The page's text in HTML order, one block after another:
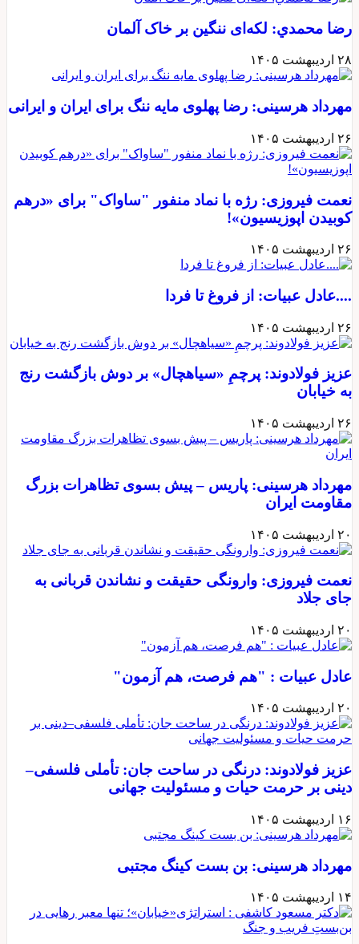
رضا محمدي: لکه‌ای ننگین بر خاک آلمان
۲۸ اردیبهشت ۱۴۰۵
مهرداد هرسینی: رضا پهلوی مایه ننگ برای ایران و ایرانی
۲۶ اردیبهشت ۱۴۰۵
نعمت فیروزی: رژه با نماد منفور "ساواک" برای «درهم
کوبیدن اپوزیسیون»!
۲۶ اردیبهشت ۱۴۰۵
....عادل عبیات: از فروغ تا فردا
۲۶ اردیبهشت ۱۴۰۵
عزیز فولادوند: پرچمِ «سیاهچال» بر دوش بازگشت رنج
به خیابان
۲۶ اردیبهشت ۱۴۰۵
مهرداد هرسینی: پاریس – پیش بسوی تظاهرات بزرگ
مقاومت ایران
۲۰ اردیبهشت ۱۴۰۵
نعمت فیروزی: وارونگی حقیقت و نشاندن قربانی به
جای جلاد
۲۰ اردیبهشت ۱۴۰۵
عادل عبیات : "هم فرصت، هم آزمون"
۲۰ اردیبهشت ۱۴۰۵
عزیز فولادوند: درنگی در ساحت جان: تأملی فلسفی–
دینی بر حرمت حیات و مسئولیت جهانی
۱۶ اردیبهشت ۱۴۰۵
مهرداد هرسینی: بن بست کینگ مجتبی
۱۴ اردیبهشت ۱۴۰۵